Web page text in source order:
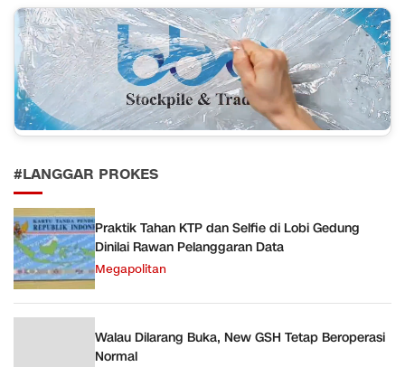
#LANGGAR PROKES
Praktik Tahan KTP dan Selfie di Lobi Gedung
Dinilai Rawan Pelanggaran Data
Megapolitan
Walau Dilarang Buka, New GSH Tetap Beroperasi
Normal